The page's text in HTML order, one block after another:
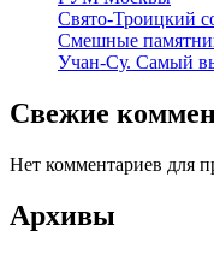
Свято-Троицкий
Смешные
Учан-Су. Самый
Свежие
Нет комментариев для
Архивы